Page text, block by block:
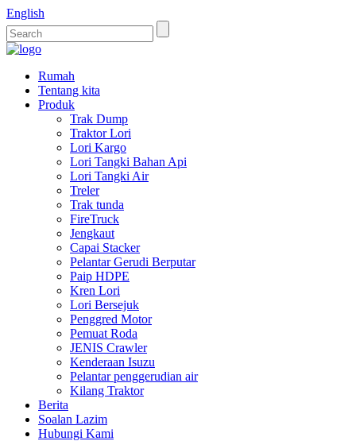
English
Rumah
Tentang kita
Produk
Trak Dump
Traktor Lori
Lori Kargo
Lori Tangki Bahan Api
Lori Tangki Air
Treler
Trak tunda
FireTruck
Jengkaut
Capai Stacker
Pelantar Gerudi Berputar
Paip HDPE
Kren Lori
Lori Bersejuk
Penggred Motor
Pemuat Roda
JENIS Crawler
Kenderaan Isuzu
Pelantar penggerudian air
Kilang Traktor
Berita
Soalan Lazim
Hubungi Kami